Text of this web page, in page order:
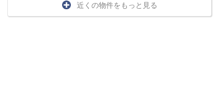
近くの物件をもっと見る